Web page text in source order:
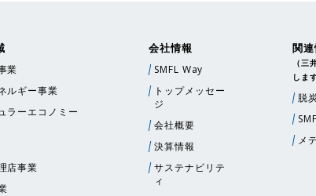
業
ルギー事業
ラーエコノミー
店事業
会社情報
SMFL Way
トップメッセー
ジ
会社概要
決算情報
サステナビリテ
ィ
関
（三
しま
脱
メ